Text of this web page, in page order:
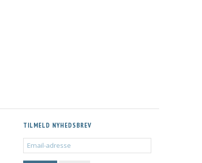
TILMELD NYHEDSBREV
EMAIL-
ADRESSE